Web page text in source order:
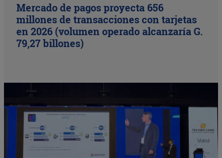
Mercado de pagos proyecta 656
millones de transacciones con tarjetas
en 2026 (volumen operado alcanzaría G.
79,27 billones)